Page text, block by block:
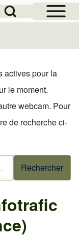
Open Sidebar
Block
actives pour la
le moment.
webcam. Pour
de recherche ci-